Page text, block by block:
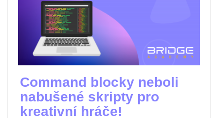
Command blocky neboli
nabušené skripty pro
kreativní hráče!